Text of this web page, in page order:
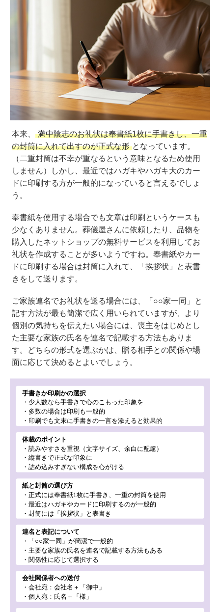
本来、 満中陰志のお礼状は奉書紙1枚に手書きし、一重
の封筒に入れて出すのが正式な形 となっています。
（二重封筒は不幸が重なるという意味となるため使用
しません）しかし、最近ではハガキやハガキ大のカー
ドに印刷する方が一般的になっていると言えるでしょ
う。
奉書紙を使用する場合でも文章は印刷というケースも
少なくありません。葬儀屋さんに依頼したり、品物を
購入したネットショップの無料サービスを利用してお
礼状を作成することが多いようですね。奉書紙やカー
ドに印刷する場合は封筒に入れて、「挨拶状」と表書
きをして送ります。
ご家族連名でお礼状を送る場合には、「○○家一同」と
記す方法が最も簡潔で広く用いられていますが、より
個別の気持ちを伝えたい場合には、喪主をはじめとし
た主要な家族の氏名を連名で記載する方法もありま
す。どちらの形式を選ぶかは、贈る相手との関係や場
面に応じて決めるとよいでしょう。